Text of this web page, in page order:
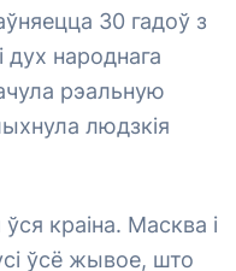
30 гадоў з
дух народнага
рэальную
людзкія
краіна. Масква і
ўсё жывое, што